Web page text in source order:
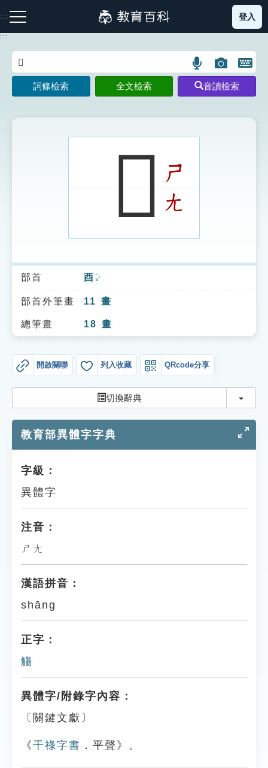
到
主
:::
注音索引圖示 筆畫索引圖示 部首索引表圖示
索引選單
知識索引
單字索引
貓頭鷹博士
登入
:::
語
言
搜
示
圖
片
搜
開
鍵
圖
詞條檢索 全文檢索 音讀檢索
𨢩ㄕ
ㄤ
部首 酉 ㄧㄡˇ
部首外筆畫 11 畫
總筆畫 18 畫
開啟關聯 列入收藏 QRcode分享
切換辭典 切換
教育部異體字字典
字級：
異體字
注音：
ㄕㄤ
漢語拼音：
shāng
正字：
觴
異體字/附錄字內容：
〔關鍵文獻〕
《干祿字書 ．平聲》。